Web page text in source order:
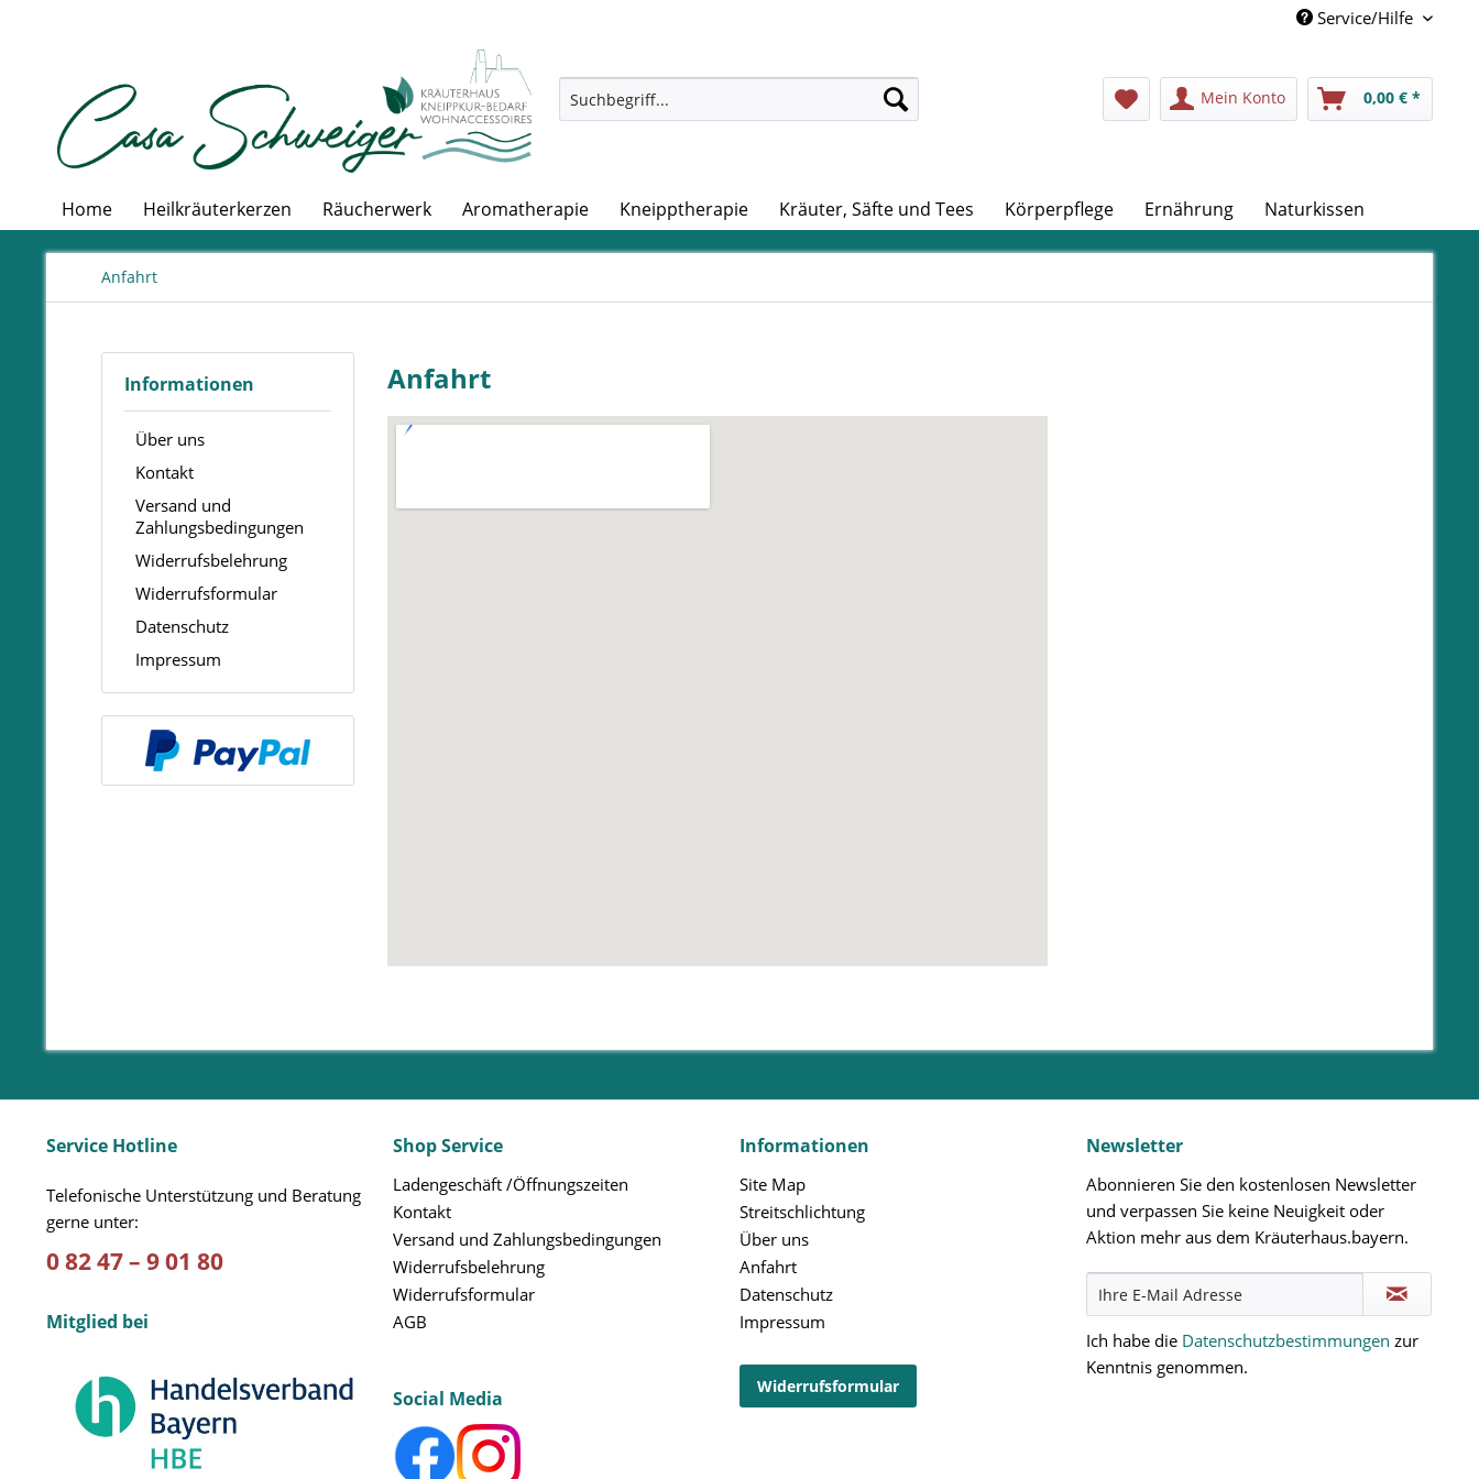
Service/Hilfe
Mein Konto 0,00 € *
Home Heilkräuterkerzen Räucherwerk Aromatherapie Kneipptherapie Kräuter, Säfte und Tees Körperpflege Ernährung Naturkissen
Anfahrt
Informationen
Über uns
Kontakt
Versand und
Zahlungsbedingungen
Widerrufsbelehrung
Widerrufsformular
Datenschutz
Impressum
Anfahrt
Service Hotline
Telefonische Unterstützung und Beratung
gerne unter:
0 82 47 – 9 01 80
Mitglied bei
Shop Service
Ladengeschäft /Öffnungszeiten
Kontakt
Versand und Zahlungsbedingungen
Widerrufsbelehrung
Widerrufsformular
AGB
Social Media
Informationen
Site Map
Streitschlichtung
Über uns
Anfahrt
Datenschutz
Impressum
Widerrufsformular
Newsletter
Abonnieren Sie den kostenlosen Newsletter
und verpassen Sie keine Neuigkeit oder
Aktion mehr aus dem Kräuterhaus.bayern.
Ich habe die Datenschutzbestimmungen zur
Kenntnis genommen.